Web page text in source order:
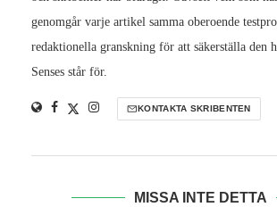
genomgår varje artikel samma oberoende
redaktionella granskning för att säkerställa den
Senses står för.
KONTAKTA SKRIBENTEN
MISSA INTE DETTA